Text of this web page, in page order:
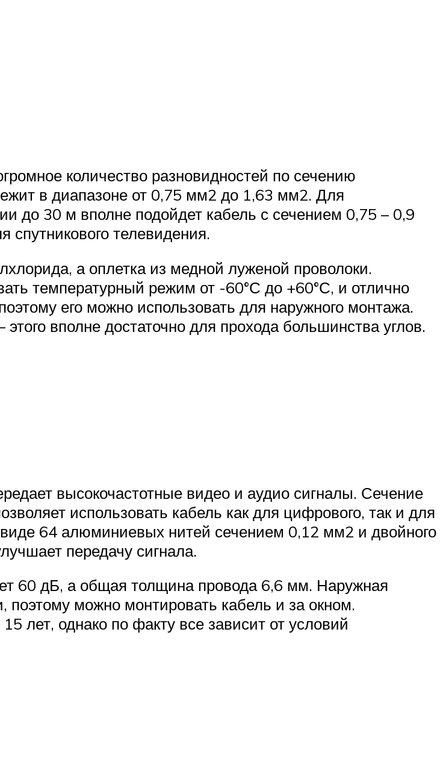
количество разновидностей по сечению
в диапазоне от 0,75 мм2 до 1,63 мм2. Для
до 30 м вполне подойдет кабель с сечением 0,75 – 0,9
спутникового телевидения.
а оплетка из медной луженой проволоки.
температурный режим от -60°С до +60°С, и отлично
его можно использовать для наружного монтажа.
вполне достаточно для прохода большинства углов.
высокочастотные видео и аудио сигналы. Сечение
использовать кабель как для цифрового, так и для
64 алюминиевых нитей сечением 0,12 мм2 и двойного
передачу сигнала.
60 дБ, а общая толщина провода 6,6 мм. Наружная
можно монтировать кабель и за окном.
лет, однако по факту все зависит от условий